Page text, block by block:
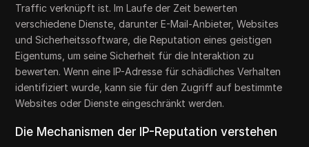
Traffic verknüpft ist. Im Laufe der Zeit bewerten
verschiedene Dienste, darunter E-Mail-Anbieter, Websites
und Sicherheitssoftware, die Reputation eines geistigen
Eigentums, um seine Sicherheit für die Interaktion zu
bewerten. Wenn eine IP-Adresse für schädliches Verhalten
identifiziert wurde, kann sie für den Zugriff auf bestimmte
Websites oder Dienste eingeschränkt werden.
Die Mechanismen der IP-Reputation verstehen